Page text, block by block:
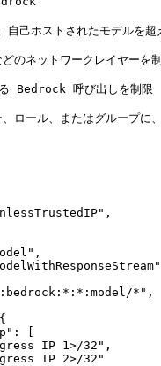
自己ホストされたモデ
どのネットワークレイヤ
Bedrock 呼び出しを制限
ール、またはグループに
*",
[
IP 1>/32",
IP 2>/32"